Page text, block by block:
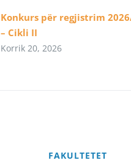
Konkurs për regjistrim
– Cikli II
Korrik 20, 2026
FAKULTETET